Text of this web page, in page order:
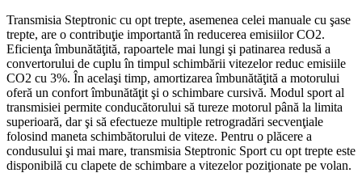
Transmisia Steptronic cu opt trepte, asemenea celei manuale cu şase
trepte, are o contribuţie importantă în reducerea emisiilor CO2.
Eficienţa îmbunătăţită, rapoartele mai lungi şi patinarea redusă a
convertorului de cuplu în timpul schimbării vitezelor reduc emisiile
CO2 cu 3%. În acelaşi timp, amortizarea îmbunătăţită a motorului
oferă un confort îmbunătăţit şi o schimbare cursivă. Modul sport al
transmisiei permite conducătorului să tureze motorul până la limita
superioară, dar şi să efectueze multiple retrogradări secvenţiale
folosind maneta schimbătorului de viteze. Pentru o plăcere a
condusului şi mai mare, transmisia Steptronic Sport cu opt trepte este
disponibilă cu clapete de schimbare a vitezelor poziţionate pe volan.